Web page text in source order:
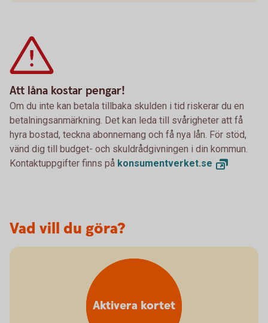
Att låna kostar pengar!
Om du inte kan betala tillbaka skulden i tid riskerar du en
betalningsanmärkning. Det kan leda till svårigheter att få
hyra bostad, teckna abonnemang och få nya lån. För stöd,
vänd dig till budget- och skuldrådgivningen i din kommun.
Kontaktuppgifter finns på konsumentverket.se
Vad vill du göra?
Aktivera kortet